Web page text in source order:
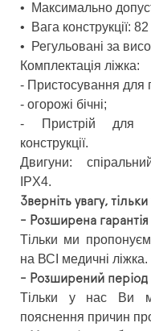
•
Максимально
•
Вага конструкції: 82
•
Регульовані за
Комплектація ліжка:
- Пристосування для
- огорожі бічні;
- Пристрій для
конструкції.
Двигуни:
IPX4.
Зверніть увагу,
- Розширена гарантія
Тільки ми
на ВСІ медичні ліжка.
- Розширений період
Тільки у нас Ви
пояснення причин